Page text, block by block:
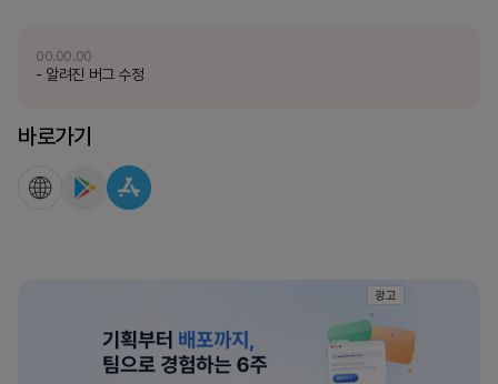
00.00.00
- 알려진 버그 수정
바로가기
광고